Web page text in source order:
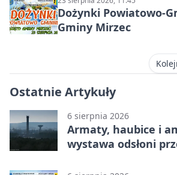
Dożynki Powiatowo-
Gminy Mirzec
Ostatnie Artykuły
6 sierpnia 2026
Armaty, haubice i
wystawa odsłoni